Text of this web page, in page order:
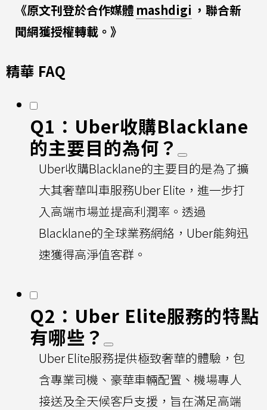
《原文刊登於合作媒體 mashdigi ，聯合新
聞網獲授權轉載。》
精華 FAQ
Q1：Uber收購Blacklane
的主要目的為何？
Uber收購Blacklane的主要目的是為了擴
大其奢華叫車服務Uber Elite，進一步打
入高端市場並提高利潤率。透過
Blacklane的全球業務網絡，Uber能夠迅
速獲得高淨值客群。
Q2：Uber Elite服務的特點
有哪些？
Uber Elite服務提供極致奢華的體驗，包
含專業司機、豪華車輛配置、機場專人
接送及全天候客戶支援，旨在滿足高端